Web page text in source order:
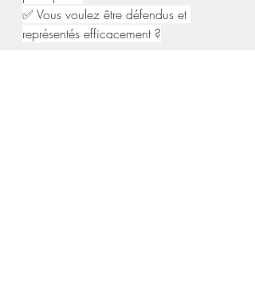
✅ Vous voulez être défendus et
représentés efficacement ?